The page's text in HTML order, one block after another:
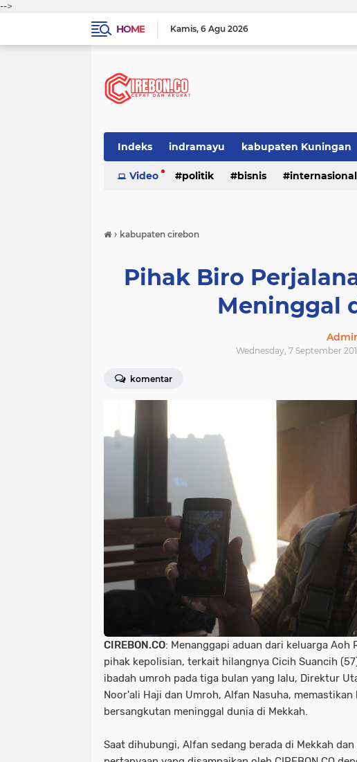
-->
HOME
Kamis 6 Agu 2026
Indeks indramayu kabupaten Kuningan
Video politik bisnis internasional
› kabupaten cirebon
Pihak Biro
Meninggal
Wednesday, 7 September
komentar
CIREBON.CO: Menanggapi aduan dari keluarga Aoh
pihak kepolisian, terkait hilangnya Cicih Suancih
ibadah umroh pada tiga bulan yang lalu, Direktur
Noor'ali Haji dan Umroh, Alfan Nasuha, memastikan
bersangkutan meninggal dunia di Mekkah.
Saat dihubungi, Alfan sedang berada di Mekkah dan